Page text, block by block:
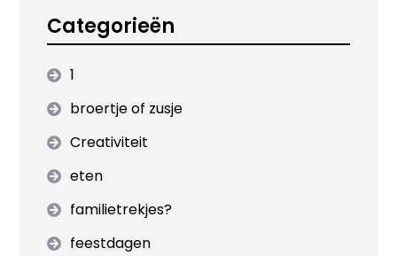
Categorieën
1
broertje of zusje
Creativiteit
eten
familietrekjes?
feestdagen